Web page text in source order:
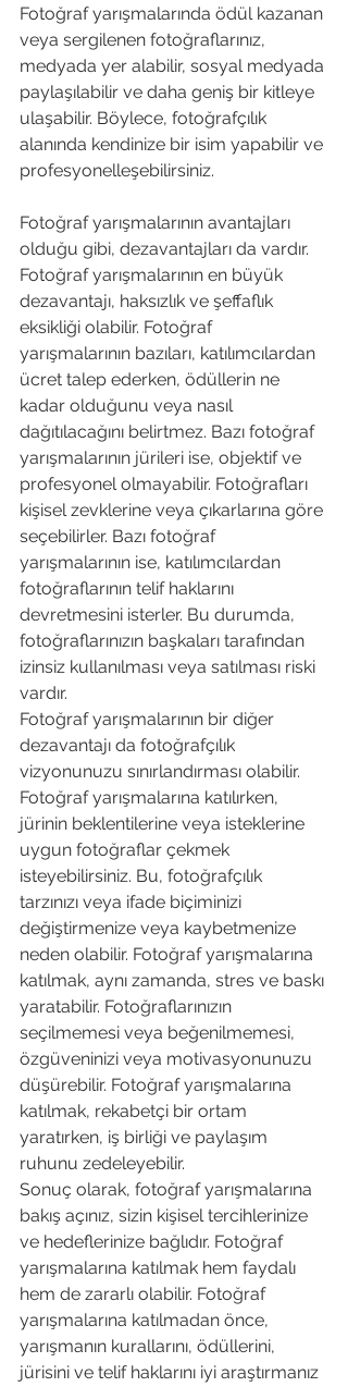
Fotoğraf yarışmalarında ödül kazanan
veya sergilenen fotoğraflarınız,
medyada yer alabilir, sosyal medyada
paylaşılabilir ve daha geniş bir kitleye
ulaşabilir. Böylece, fotoğrafçılık
alanında kendinize bir isim yapabilir ve
profesyonelleşebilirsiniz.
Fotoğraf yarışmalarının avantajları
olduğu gibi, dezavantajları da vardır.
Fotoğraf yarışmalarının en büyük
dezavantajı, haksızlık ve şeffaflık
eksikliği olabilir. Fotoğraf
yarışmalarının bazıları, katılımcılardan
ücret talep ederken, ödüllerin ne
kadar olduğunu veya nasıl
dağıtılacağını belirtmez. Bazı fotoğraf
yarışmalarının jürileri ise, objektif ve
profesyonel olmayabilir. Fotoğrafları
kişisel zevklerine veya çıkarlarına göre
seçebilirler. Bazı fotoğraf
yarışmalarının ise, katılımcılardan
fotoğraflarının telif haklarını
devretmesini isterler. Bu durumda,
fotoğraflarınızın başkaları tarafından
izinsiz kullanılması veya satılması riski
vardır.
Fotoğraf yarışmalarının bir diğer
dezavantajı da fotoğrafçılık
vizyonunuzu sınırlandırması olabilir.
Fotoğraf yarışmalarına katılırken,
jürinin beklentilerine veya isteklerine
uygun fotoğraflar çekmek
isteyebilirsiniz. Bu, fotoğrafçılık
tarzınızı veya ifade biçiminizi
değiştirmenize veya kaybetmenize
neden olabilir. Fotoğraf yarışmalarına
katılmak, aynı zamanda, stres ve baskı
yaratabilir. Fotoğraflarınızın
seçilmemesi veya beğenilmemesi,
özgüveninizi veya motivasyonunuzu
düşürebilir. Fotoğraf yarışmalarına
katılmak, rekabetçi bir ortam
yaratırken, iş birliği ve paylaşım
ruhunu zedeleyebilir.
Sonuç olarak, fotoğraf yarışmalarına
bakış açınız, sizin kişisel tercihlerinize
ve hedeflerinize bağlıdır. Fotoğraf
yarışmalarına katılmak hem faydalı
hem de zararlı olabilir. Fotoğraf
yarışmalarına katılmadan önce,
yarışmanın kurallarını, ödüllerini,
jürisini ve telif haklarını iyi araştırmanız